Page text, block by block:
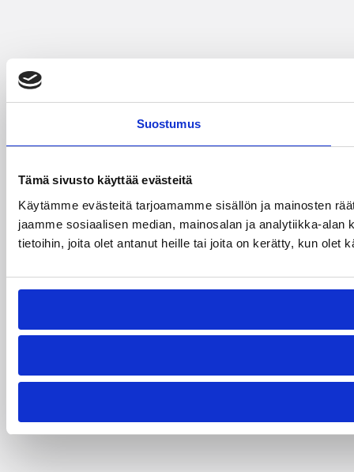
Suostumus
Tämä sivusto käyttää evästeitä
Käytämme evästeitä tarjoamamme sisällön ja mainosten
jaamme sosiaalisen median, mainosalan ja analytiikka-
tietoihin, joita olet antanut heille tai joita on kerätty, kun olet